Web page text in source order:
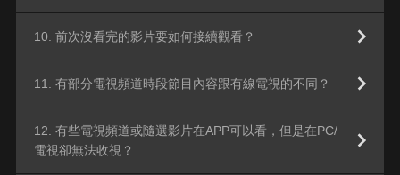
10. 前次沒看完的影片要如何接續觀看？
11. 有部分電視頻道時段節目內容跟有線電視的不同？
12. 有些電視頻道或隨選影片在APP可以看，但是在PC/
電視卻無法收視？